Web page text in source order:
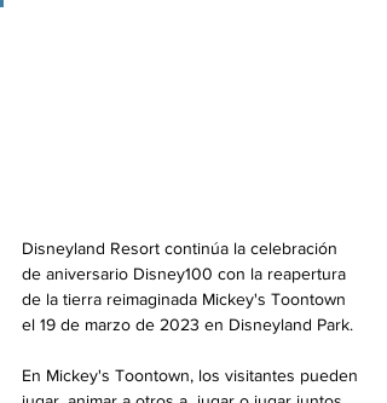
Disneyland Resort continúa la celebración
de aniversario Disney100 con la reapertura
de la tierra reimaginada Mickey's Toontown
el 19 de marzo de 2023 en Disneyland Park.
En Mickey's Toontown, los visitantes pueden